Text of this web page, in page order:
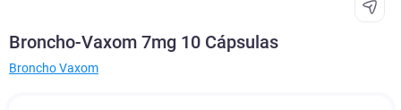
Broncho-Vaxom 7mg 10 Cápsulas
Broncho Vaxom